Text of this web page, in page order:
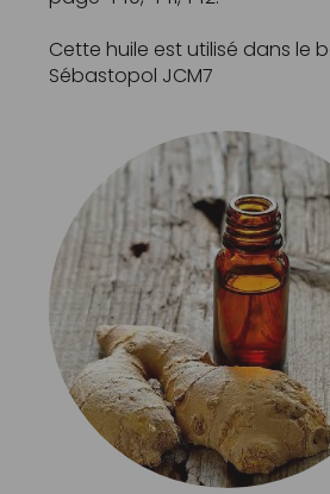
Cette huile est utilisé dans le
Sébastopol JCM7